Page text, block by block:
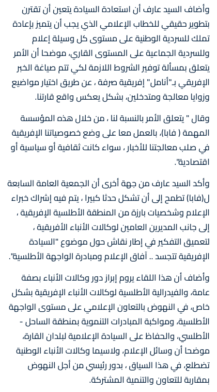
وأضاف السيد عارف أن استعادة السيادة يتعين أن تقترن
بتطوير حقيقي للخطاب الإعلامي الذي يجب أن يتميز بإعادة
تملك للسردية الوطنية على مستوى كل وسيلة إعلام
وللسردية الجماعية على المستوى القاري، موضحا أن الأمر
يتعلق بمسألة توفير الشروط اللازمة لكي تتم صياغة الخبر
الإفريقي بـ"أنامل" إفريقية صرفة ، عن طريق اختيار مواضيع
وزوايا معالجة ومتدخلين، بشكل يعكس واقع قارتنا.
وقال " يتعلق الأمر بالنسبة لنا ، من خلال هذه المؤسسة
المهمة ( فابا)، بالعمل معا على وضع خصوصياتنا الإفريقية
في صلب معالجتنا للأخبار ، سواء كانت ثقافية أو سياسية أو
اقتصادية".
وأكد السيد عارف من جهة أخرى أن الجمعية العامة السابعة
ل(فابا) تطمح إلى أن تشكل حدثا كبيرا ، يتم فيه إشراك خبراء
الإعلام وشخصيات بارزة من المنطقة الأطلسية الإفريقية ،
إلى جانب المديرين العامين لوكالات الأنباء الأفريقية ،
لتعميق التفكير في إطار نقاش حول موضوع "السيادة
الإفريقية تتجسد .. آفاق الإعلام ومبادرة الواجهة الأطلسية".
وأضاف أن هذا اللقاء يروم إبراز دور وكالات الأنباء بصفة
عامة، والفيدرالية الأطلسية لوكالات الأنباء الإفريقية بشكل
خاص، في النهوض بالتعاون الإعلامي على مستوى الواجهة
الأطلسية، ومواكبة المبادرات التنموية بمنطقة الساحل -
الأطلسي، والحفاظ على السيادة الإعلامية لبلدان القارة،
موضحا أن وسائل الإعلام، ولاسيما وكالات الأنباء الوطنية
تضطلع، في هذا السياق ، بدور رئيسي من أجل النهوض
بمقاربة للتعاون والتنمية المشتركة.